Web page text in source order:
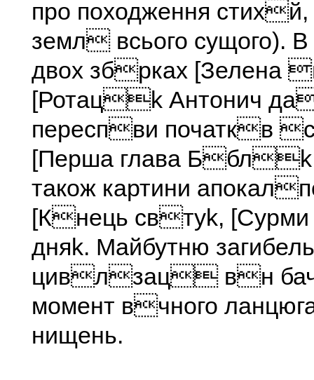
про походження
земл всього сущого).
двох збрках [Зелена
[Ротацk Антонич
переспви початкв
[Перша глава
також картини
[Кнець свтуk, [Сурми
дняk. Майбутню загибель
цивлзац вн
момент вчного
нищень.